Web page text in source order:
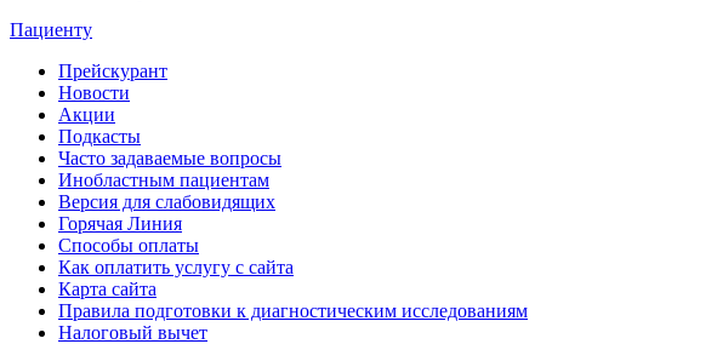
Пациенту
Прейскурант
Новости
Акции
Подкасты
Часто задаваемые вопросы
Инобластным пациентам
Версия для слабовидящих
Горячая Линия
Способы оплаты
Как оплатить услугу с сайта
Карта сайта
Правила подготовки к диагностическим исследованиям
Налоговый вычет